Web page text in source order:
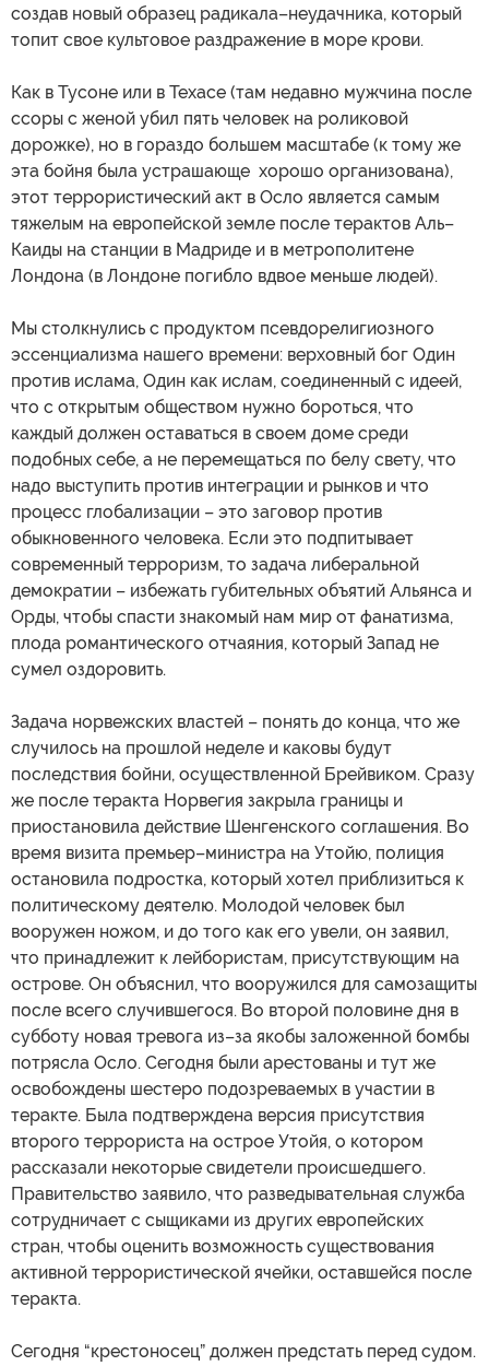
создав новый образец радикала–неудачника, который
топит свое культовое раздражение в море крови.
Как в Тусоне или в Техасе (там недавно мужчина после
ссоры с женой убил пять человек на роликовой
дорожке), но в гораздо большем масштабе (к тому же
эта бойня была устрашающе хорошо организована),
этот террористический акт в Осло является самым
тяжелым на европейской земле после терактов Аль–
Каиды на станции в Мадриде и в метрополитене
Лондона (в Лондоне погибло вдвое меньше людей).
Мы столкнулись с продуктом псевдорелигиозного
эссенциализма нашего времени: верховный бог Один
против ислама, Один как ислам, соединенный с идеей,
что с открытым обществом нужно бороться, что
каждый должен оставаться в своем доме среди
подобных себе, а не перемещаться по белу свету, что
надо выступить против интеграции и рынков и что
процесс глобализации – это заговор против
обыкновенного человека. Если это подпитывает
современный терроризм, то задача либеральной
демократии – избежать губительных объятий Альянса и
Орды, чтобы спасти знакомый нам мир от фанатизма,
плода романтического отчаяния, который Запад не
сумел оздоровить.
Задача норвежских властей – понять до конца, что же
случилось на прошлой неделе и каковы будут
последствия бойни, осуществленной Брейвиком. Сразу
же после теракта Норвегия закрыла границы и
приостановила действие Шенгенского соглашения. Во
время визита премьер–министра на Утойю, полиция
остановила подростка, который хотел приблизиться к
политическому деятелю. Молодой человек был
вооружен ножом, и до того как его увели, он заявил,
что принадлежит к лейбористам, присутствующим на
острове. Он объяснил, что вооружился для самозащиты
после всего случившегося. Во второй половине дня в
субботу новая тревога из–за якобы заложенной бомбы
потрясла Осло. Сегодня были арестованы и тут же
освобождены шестеро подозреваемых в участии в
теракте. Была подтверждена версия присутствия
второго террориста на острое Утойя, о котором
рассказали некоторые свидетели происшедшего.
Правительство заявило, что разведывательная служба
сотрудничает с сыщиками из других европейских
стран, чтобы оценить возможность существования
активной террористической ячейки, оставшейся после
теракта.
Сегодня “крестоносец” должен предстать перед судом.